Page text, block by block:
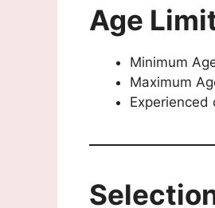
Age
Minimum
Maximum
Experienced